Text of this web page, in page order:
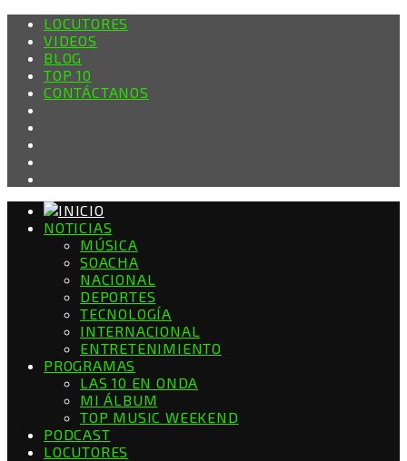
LOCUTORES
VIDEOS
BLOG
TOP 10
CONTÁCTANOS
NOTICIAS
MÚSICA
SOACHA
NACIONAL
DEPORTES
TECNOLOGÍA
INTERNACIONAL
ENTRETENIMIENTO
PROGRAMAS
LAS 10 EN ONDA
MI ÁLBUM
TOP MUSIC WEEKEND
PODCAST
LOCUTORES